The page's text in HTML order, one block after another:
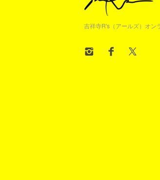
吉祥寺R's（アールズ）オン